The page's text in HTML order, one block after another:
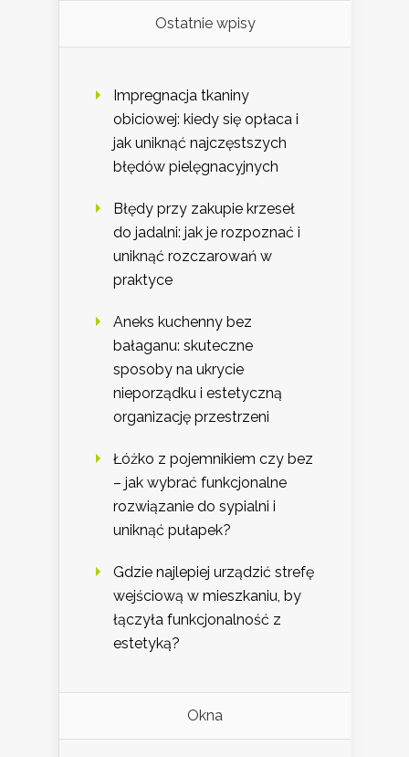
Ostatnie wpisy
Impregnacja tkaniny
obiciowej: kiedy się opłaca i
jak uniknąć najczęstszych
błędów pielęgnacyjnych
Błędy przy zakupie krzeseł
do jadalni: jak je rozpoznać i
uniknąć rozczarowań w
praktyce
Aneks kuchenny bez
bałaganu: skuteczne
sposoby na ukrycie
nieporządku i estetyczną
organizację przestrzeni
Łóżko z pojemnikiem czy bez
– jak wybrać funkcjonalne
rozwiązanie do sypialni i
uniknąć pułapek?
Gdzie najlepiej urządzić strefę
wejściową w mieszkaniu, by
łączyła funkcjonalność z
estetyką?
Okna